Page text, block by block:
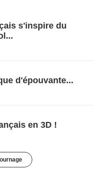
s'inspire du
d'épouvante...
en 3D !